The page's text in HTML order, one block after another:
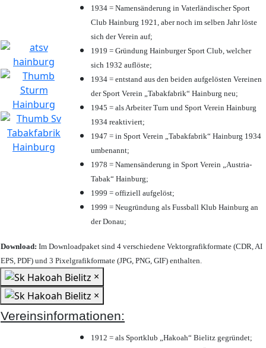
1934 = Namensänderung in Vaterländischer Sport
Club Hainburg 1921, aber noch im selben Jahr löste
sich der Verein auf;
1919 = Gründung Hainburger Sport Club, welcher
sich 1932 auflöste;
1934 = entstand aus den beiden aufgelösten Vereinen
der Sport Verein „Tabakfabrik“ Hainburg neu;
1945 = als Arbeiter Turn und Sport Verein Hainburg
1934 reaktiviert;
1947 = in Sport Verein „Tabakfabrik“ Hainburg 1934
umbenannt;
1978 = Namensänderung in Sport Verein „Austria-
Tabak“ Hainburg;
1999 = offiziell aufgelöst;
1999 = Neugründung als Fussball Klub Hainburg an
der Donau;
Download: Im Downloadpaket sind 4 verschiedene Vektorgrafikformate (CDR, AI
EPS, PDF) und 3 Pixelgrafikformate (JPG, PNG, GIF) enthalten.
×
×
Vereinsinformationen:
1912 = als Sportklub „Hakoah“ Bielitz gegründet;